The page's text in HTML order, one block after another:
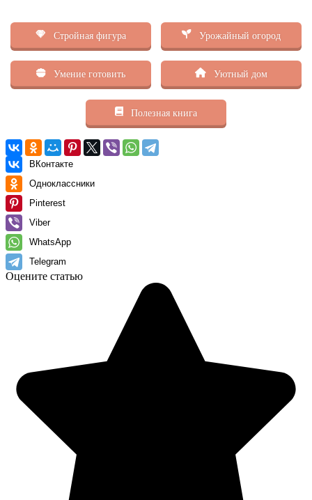
Стройная фигура Урожайный огород
Умение готовить Уютный дом
Полезная книга
ВКонтакте
Одноклассники
Pinterest
Viber
WhatsApp
Telegram
Оцените статью